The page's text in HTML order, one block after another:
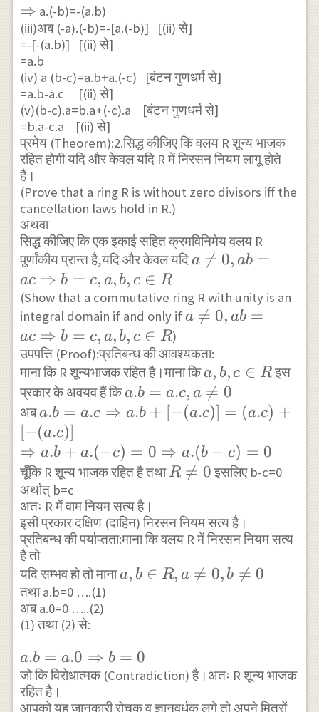
b)=0 \forall
a \in R
\Rightarrow
⇒ a.(-b)=-(a.b)
(iii)अब (-a).(-b)=-[a.(-b)] [(ii) से]
=-[-(a.b)] [(ii) से]
=a.b
(iv) a (b-c)=a.b+a.(-c) [बंटन गुणधर्म से]
=a.b-a.c [(ii) से]
(v)(b-c).a=b.a+(-c).a [बंटन गुणधर्म से]
=b.a-c.a [(ii) से]
प्रमेय (Theorem):2.सिद्ध कीजिए कि वलय R शून्य भाजक
रहित होगी यदि और केवल यदि R में निरसन नियम लागू होते
हैं।
(Prove that a ring R is without zero divisors iff the
cancellation laws hold in R.)
अथवा
सिद्ध कीजिए कि एक इकाई सहित क्रमविनिमेय वलय R
पूर्णांकीय प्रान्त है,यदि और केवल यदिa \neq
\Rightarrow
b=c,a, b,c
a 
= 0, ab =
ac ⇒ b = c, a, b, c ∈ R
(Show that a commutative ring R with unity is an
integral domain if and only ifa \neq
\Rightarrow
b=c,a, b,c
\in R
a 
= 0, ab =
ac ⇒ b = c, a, b, c ∈ R)
उपपत्ति (Proof):प्रतिबन्ध की आवश्यकता:
माना कि R शून्यभाजक रहित है।माना किa,b,c
\in
R
a, b, c ∈ Rइस
प्रकार के अवयव हैं किa.b=a.c,a
\neq 0
a.b = a.c, a 
= 0
अबa.b=a.c
\Rightarrow
a.b+[-
(a.c)]=
(a.c)+[-
(a.c)] \\
\Rightarrow
a.b+a.(-
c)=0
\Rightarrow
a.(b-c)=0
a.b = a.c ⇒ a.b + [−(a.c)] = (a.c) +
[−(a.c)]
⇒ a.b + a.(−c) = 0 ⇒ a.(b − c) = 0
चूँकि R शून्य भाजक रहित है तथाR
R 
= 0 इसलिए b-c=0
अर्थात् b=c
अतः R में वाम नियम सत्य है।
इसी प्रकार दक्षिण (दाहिन) निरसन नियम सत्य है।
प्रतिबन्ध की पर्याप्तता:माना कि वलय R में निरसन नियम सत्य
है तो
यदि सम्भव हो तो मानाa, b
0, b
\neq
a, b ∈ R, a 
= 0, b 
= 0
तथा a.b=0 ….(1)
अब a.0=0 …..(2)
(1) तथा (2) से:
a.b=a.0
\Rightarrow
b=0
a.b = a.0 ⇒ b = 0
जो कि विरोधात्मक (Contradiction) है।अतः R शून्य भाजक
रहित है।
आपको यह जानकारी रोचक व ज्ञानवर्धक लगे तो अपने मित्रों